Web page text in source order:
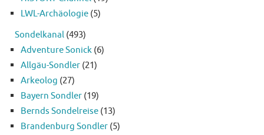
LWL-Archäologie (5)
Sondelkanal (493)
Adventure Sonick (6)
Allgäu-Sondler (21)
Arkeolog (27)
Bayern Sondler (19)
Bernds Sondelreise (13)
Brandenburg Sondler (5)